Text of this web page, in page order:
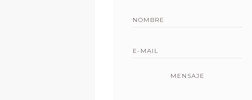
MENSAJE